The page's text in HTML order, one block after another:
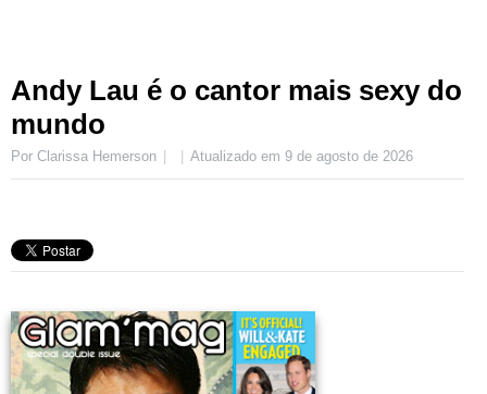
Andy Lau é o cantor mais sexy do
mundo
Por Clarissa Hemerson Atualizado em9 de agosto de 2026